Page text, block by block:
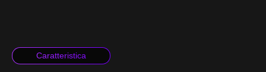
Caratteristica